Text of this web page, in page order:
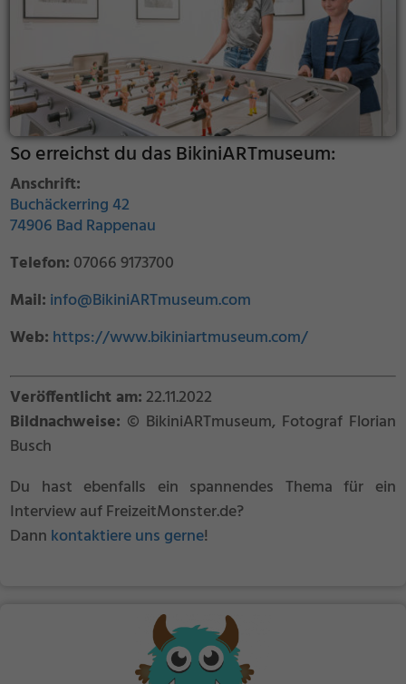
So erreichst du das BikiniARTmuseum:
Anschrift:
Buchäckerring 42
74906 Bad Rappenau
Telefon: 07066 9173700
Mail: info@BikiniARTmuseum.com
Web: https://www.bikiniartmuseum.com/
Veröffentlicht am: 22.11.2022
Bildnachweise: © BikiniARTmuseum, Fotograf Florian
Busch
Du hast ebenfalls ein spannendes Thema für ein
Interview auf FreizeitMonster.de?
Dann kontaktiere uns gerne!